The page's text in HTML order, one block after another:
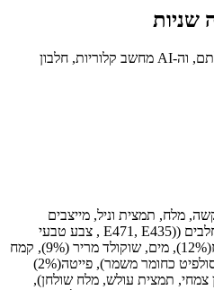
צלמו את הצלחת או כתבו מה אכלתם, וה-AI מחשב קלוריות, חלבון
מלח, תמצית וניל, מייצבים
((E466, E461, E410, E407, מתחלבים ((E471, E435 , צבע טבעי
(E160)), סוכר לבן, ביצים, אגוזי לוז(12%), מים, שוקולד מריר (9%), קמח
חיטה (מכיל גלוטן), גלוקוזה (מכיל סולפיט כחומר משמר), פייטה(2%)
צמחי, תמצית עולש, מלח שולחן),